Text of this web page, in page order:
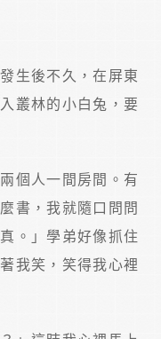
生後不久，在屏東
叢林的小白兔，要
個人一間房間。有
書，我就隨口問問
。」學弟好像抓住
我笑，笑得我心裡